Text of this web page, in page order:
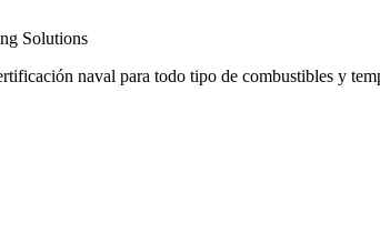
Solutions
naval para todo tipo de combustibles y